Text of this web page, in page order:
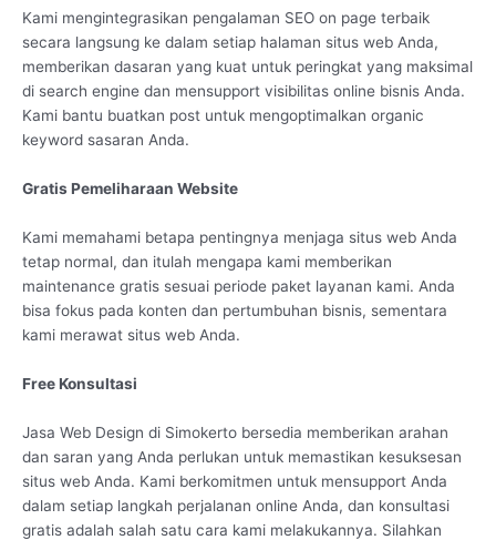
Kami mengintegrasikan pengalaman SEO on page terbaik
secara langsung ke dalam setiap halaman situs web Anda,
memberikan dasaran yang kuat untuk peringkat yang maksimal
di search engine dan mensupport visibilitas online bisnis Anda.
Kami bantu buatkan post untuk mengoptimalkan organic
keyword sasaran Anda.
Gratis Pemeliharaan Website
Kami memahami betapa pentingnya menjaga situs web Anda
tetap normal, dan itulah mengapa kami memberikan
maintenance gratis sesuai periode paket layanan kami. Anda
bisa fokus pada konten dan pertumbuhan bisnis, sementara
kami merawat situs web Anda.
Free Konsultasi
Jasa Web Design di Simokerto bersedia memberikan arahan
dan saran yang Anda perlukan untuk memastikan kesuksesan
situs web Anda. Kami berkomitmen untuk mensupport Anda
dalam setiap langkah perjalanan online Anda, dan konsultasi
gratis adalah salah satu cara kami melakukannya. Silahkan